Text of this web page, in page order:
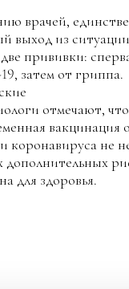
врачей,
выход из
две прививки:
затем от гриппа.
отмечают, что
вакцинация
коронавируса не
дополнительных
для здоровья.